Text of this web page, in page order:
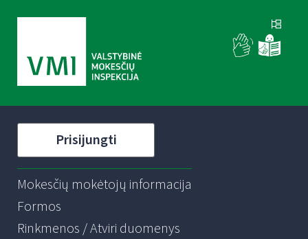
Prisijungti
Mokesčių mokėtojų informacija
Formos
Rinkmenos / Atviri duomenys